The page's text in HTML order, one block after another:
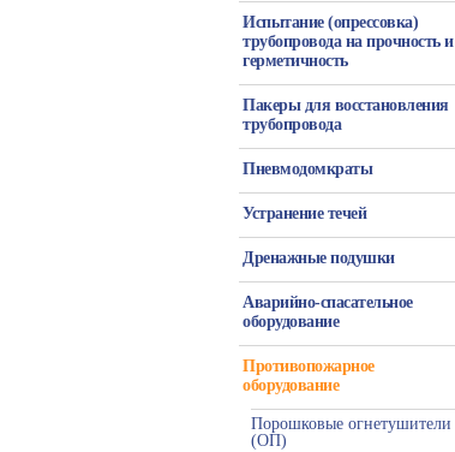
Испытание (опрессовка)
трубопровода на прочность и
герметичность
Пакеры для восстановления
трубопровода
Пневмодомкраты
Устранение течей
Дренажные подушки
Аварийно-спасательное
оборудование
Противопожарное
оборудование
Порошковые огнетушители
(ОП)